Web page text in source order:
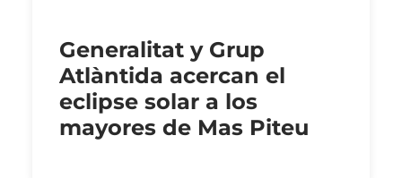
Generalitat y Grup
Atlàntida acercan el
eclipse solar a los
mayores de Mas Piteu